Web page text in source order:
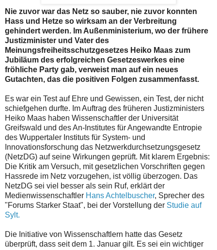
Nie zuvor war das Netz so sauber, nie zuvor konnten
Hass und Hetze so wirksam an der Verbreitung
gehindert werden. Im Außenministerium, wo der frühere
Justizminister und Vater des
Meinungsfreiheitsschutzgesetzes Heiko Maas zum
Jubiläum des erfolgreichen Gesetzeswerkes eine
fröhliche Party gab, verweist man auf ein neues
Gutachten, das die positiven Folgen zusammenfasst.
Es war ein Test auf Ehre und Gewissen, ein Test, der nicht
schiefgehen durfte. Im Auftrag des früheren Justizministers
Heiko Maas haben Wissenschaftler der Universität
Greifswald und des An-Institutes für Angewandte Entropie
des Wuppertaler Instituts für System- und
Innovationsforschung das Netzwerkdurchsetzungsgesetz
(NetzDG) auf seine Wirkungen geprüft. Mit klarem Ergebnis:
Die Kritik am Versuch, mit gesetzlichen Vorschriften gegen
Hassrede im Netz vorzugehen, ist völlig überzogen. Das
NetzDG sei viel besser als sein Ruf, erklärt der
Medienwissenschaftler Hans Achtelbuscher, Sprecher des
"Forums Starker Staat", bei der Vorstellung der Studie auf
Sylt.
Die Initiative von Wissenschaftlern hatte das Gesetz
überprüft, dass seit dem 1. Januar gilt. Es sei ein wichtiger